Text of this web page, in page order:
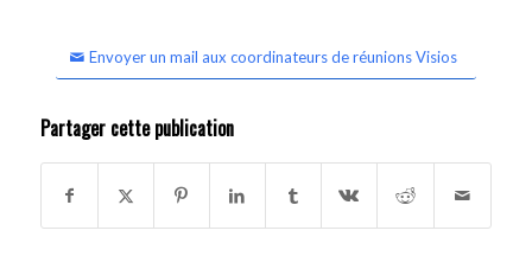
Envoyer un mail aux coordinateurs de réunions Visios
Partager cette publication